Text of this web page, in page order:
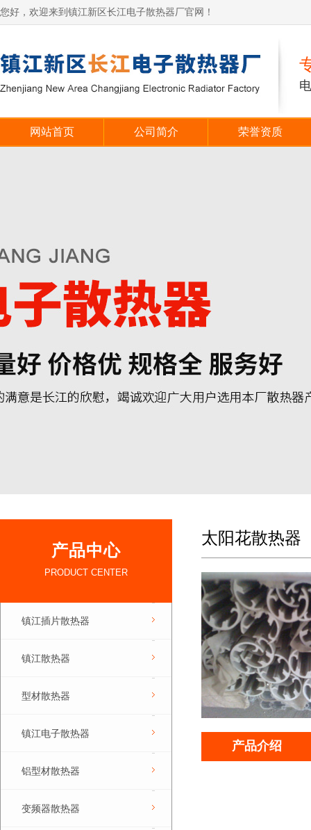
您好，欢迎来到镇江新区长江电子散热器厂官网！
网站首页 公司简介 荣誉资质
产品中心
PRODUCT CENTER
镇江插片散热器
镇江散热器
型材散热器
镇江电子散热器
铝型材散热器
变频器散热器
太阳花散热器
产品介绍